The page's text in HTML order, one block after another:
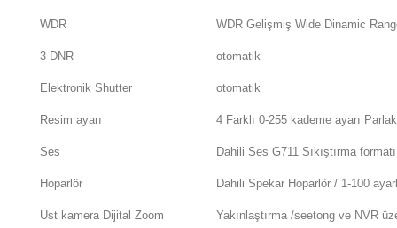
WDR WDR Gelişmiş Wide Dinamic
3 DNR otomatik
Elektronik Shutter otomatik
Resim ayarı 4 Farklı 0-255 kademe ayarı
Ses Dahili Ses G711 Sıkıştırma
Hoparlör Dahili Spekar Hoparlör / 1-100
Üst kamera Dijital Zoom Yakınlaştırma /seetong ve NVR